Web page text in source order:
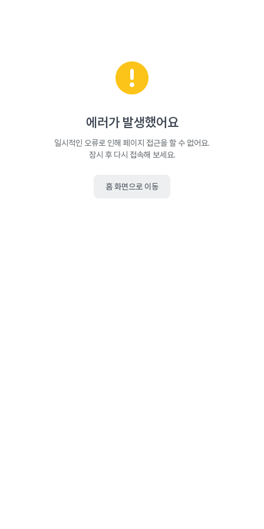
에러가 발생했어요
일시적인 오류로 인해 페이지 접근을 할 수 없어요.
잠시 후 다시 접속해 보세요.
홈 화면으로 이동